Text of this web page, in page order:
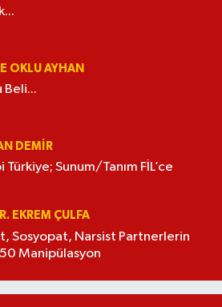
OKLU AYHAN
Beli...
DEMİR
Türkiye; Sunum/Tanım FİL’ce
EKREM ÇULFA
Sosyopat, Narsist Partnerlerin
50 Manipülasyon